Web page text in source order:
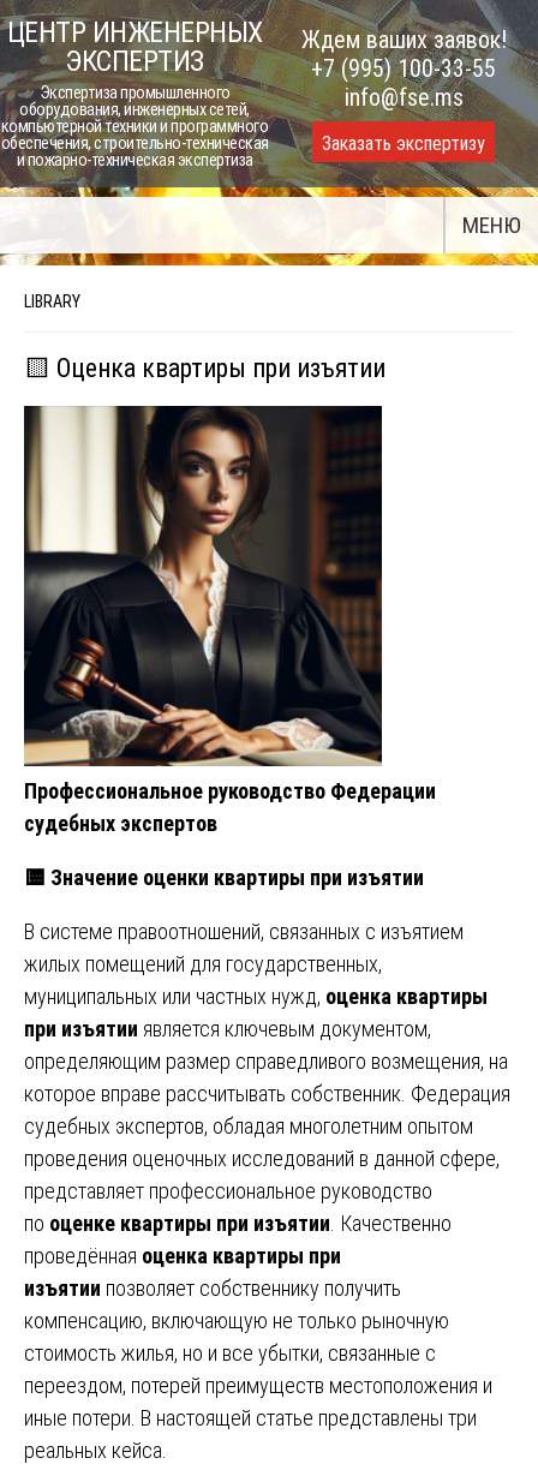
Skip
to
content
ЦЕНТР ИНЖЕНЕРНЫХ
ЭКСПЕРТИЗ
Экспертиза промышленного
оборудования, инженерных сетей,
компьютерной техники и программного
обеспечения, строительно-техническая
и пожарно-техническая экспертиза
Ждем ваших заявок!
+7 (995) 100-33-55
info@fse.ms
Заказать экспертизу
МЕНЮ
LIBRARY
🟨 Оценка квартиры при изъятии
Профессиональное руководство Федерации
судебных экспертов
🟨 Значение оценки квартиры при изъятии
В системе правоотношений, связанных с изъятием
жилых помещений для государственных,
муниципальных или частных нужд, оценка квартиры
при изъятии является ключевым документом,
определяющим размер справедливого возмещения, на
которое вправе рассчитывать собственник. Федерация
судебных экспертов, обладая многолетним опытом
проведения оценочных исследований в данной сфере,
представляет профессиональное руководство
по оценке квартиры при изъятии . Качественно
проведённая оценка квартиры при
изъятии позволяет собственнику получить
компенсацию, включающую не только рыночную
стоимость жилья, но и все убытки, связанные с
переездом, потерей преимуществ местоположения и
иные потери. В настоящей статье представлены три
реальных кейса.